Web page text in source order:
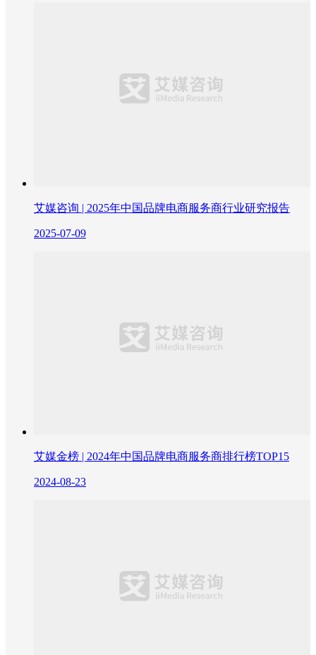
艾媒咨询 | 2025年中国品牌电商服务商行业研究报告
2025-07-09
艾媒金榜 | 2024年中国品牌电商服务商排行榜TOP15
2024-08-23